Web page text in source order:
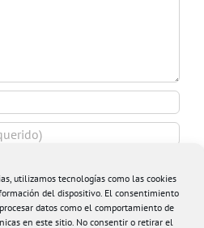
utilizamos tecnologías como las cookies
del dispositivo. El consentimiento
datos como el comportamiento de
en este sitio. No consentir o retirar el
y sitio web en este